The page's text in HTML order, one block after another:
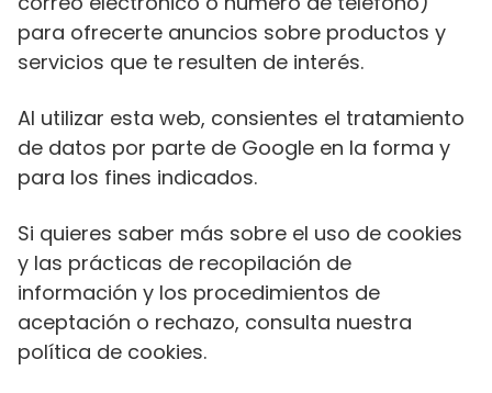
para ofrecerte anuncios sobre productos y
servicios que te resulten de interés.
Al utilizar esta web, consientes el tratamiento
de datos por parte de Google en la forma y
para los fines indicados.
Si quieres saber más sobre el uso de cookies
y las prácticas de recopilación de
información y los procedimientos de
aceptación o rechazo, consulta nuestra
política de cookies.